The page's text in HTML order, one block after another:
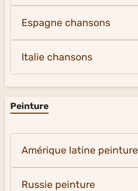
Espagne chansons
Italie chansons
Peinture
Amérique latine peinture
Russie peinture